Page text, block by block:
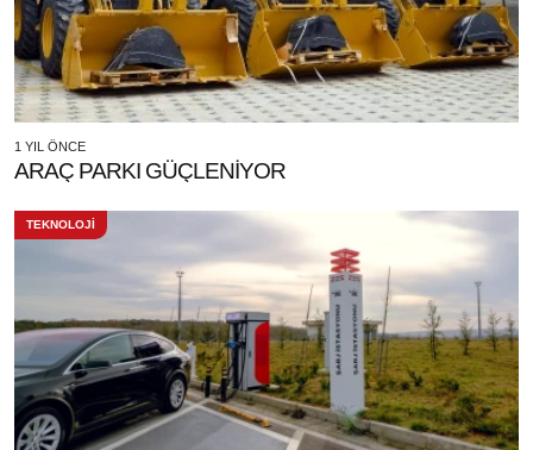
1 YIL ÖNCE
ARAÇ PARKI GÜÇLENİYOR
TEKNOLOJİ